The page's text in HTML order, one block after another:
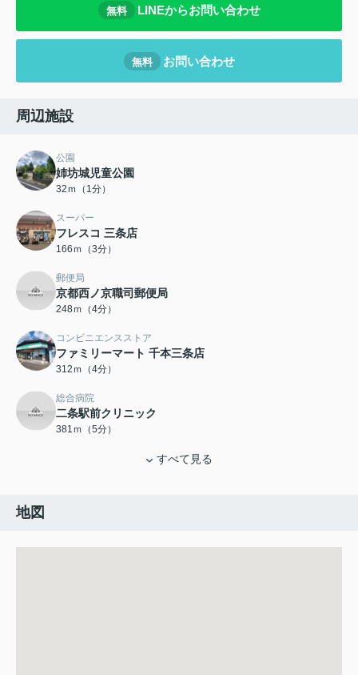
無料 LINEからお問い合わせ
無料 お問い合わせ
周辺施設
公園
姉坊城児童公園
32ｍ（1分）
スーパー
フレスコ 三条店
166ｍ（3分）
郵便局
京都西ノ京職司郵便局
248ｍ（4分）
コンビニエンスストア
ファミリーマート 千本三条店
312ｍ（4分）
総合病院
二条駅前クリニック
381ｍ（5分）
すべて見る
地図